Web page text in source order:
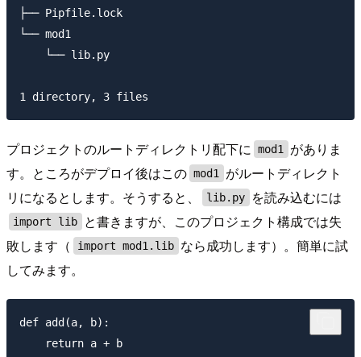
├── Pipfile.lock
└── mod1
    └── lib.py
プロジェクトのルートディレクトリ配下に mod1
がありま
す。ところがデプロイ後はこの mod1
がルートディレクト
リになるとします。そうすると、
lib.py を読み込むには
import lib
と書きますが、このプロジェクト構成では失
敗します（
import mod1.lib なら成功します）。簡単に試
してみます。
def add(a, b):